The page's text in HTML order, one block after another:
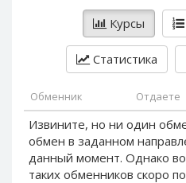
Курсы
Статистика
Обменник Отдаете
Извините, но ни один
обмен в заданном
данный момент. Однако
таких обменников скоро
PayPal NZD
PayPal NOK
PayPal PLN
PayPal SEK
PayPal CHF
PayPal MYR
Webmoney WMZ